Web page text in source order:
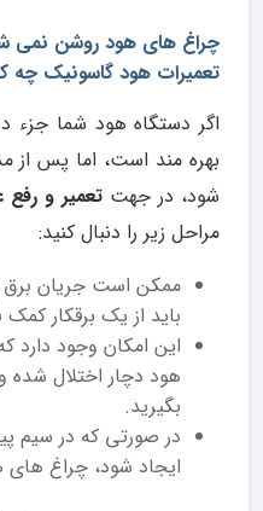
چراغ های هود روشن نمی
تعمیرات هود گاسونیک چه
اگر دستگاه هود شما جزء
بهره مند است، اما پس
شود، در جهت تعمیر و
مراحل زیر را دنبال کنید:
ممکن است جریان
باید از یک برقکار کمک
این امکان وجود
هود دچار اختلال
بگیرید.
در صورتی که در سیم
ایجاد شود، چراغ